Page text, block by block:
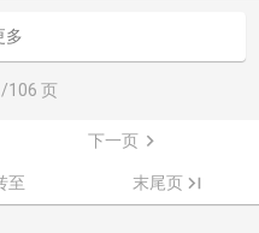
多
/106 页
下一页
至 末尾页